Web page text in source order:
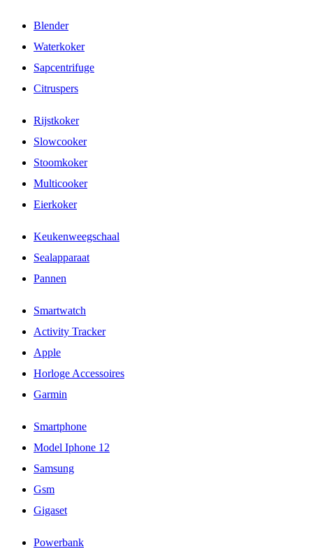
Blender
Waterkoker
Sapcentrifuge
Citruspers
Rijstkoker
Slowcooker
Stoomkoker
Multicooker
Eierkoker
Keukenweegschaal
Sealapparaat
Pannen
Smartwatch
Activity Tracker
Apple
Horloge Accessoires
Garmin
Smartphone
Model Iphone 12
Samsung
Gsm
Gigaset
Powerbank